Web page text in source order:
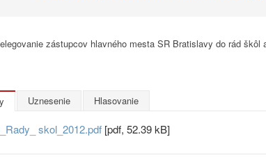
zástupcov hlavného mesta SR Bratislavy do rád
Uznesenie Hlasovanie
skol_2012.pdf [pdf, 52.39 kB]